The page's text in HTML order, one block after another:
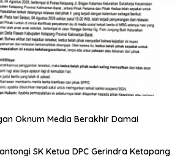
Oknum Media Berakhir Damai
SK Ketua DPC Gerindra Ketapang